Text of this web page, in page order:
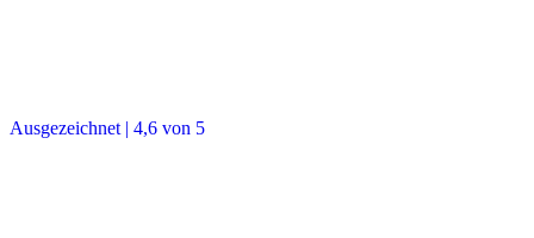
Ausgezeichnet | 4,6 von 5